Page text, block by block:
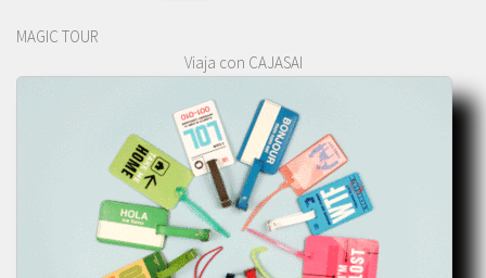
MAGIC TOUR
Viaja con CAJASAI